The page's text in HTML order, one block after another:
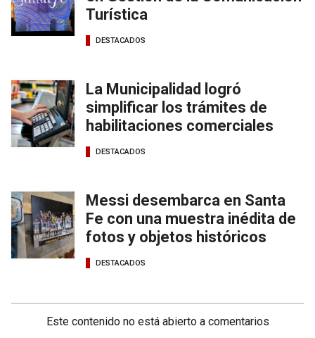
Turística
DESTACADOS
La Municipalidad logró
simplificar los trámites de
habilitaciones comerciales
DESTACADOS
Messi desembarca en Santa
Fe con una muestra inédita de
fotos y objetos históricos
DESTACADOS
Este contenido no está abierto a comentarios